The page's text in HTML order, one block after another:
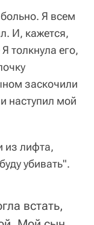
Я всем
И, кажется,
толкнула его,
заскочили
наступил мой
из лифта,
убивать".
встать,